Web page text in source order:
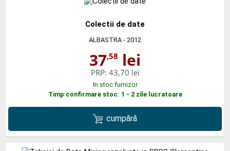
Colectii de date
ALBASTRA - 2012
37,58 lei
PRP: 43,70 lei
In stoc furnizor
Timp confirmare stoc: 1 - 2 zile lucratoare
cumpără